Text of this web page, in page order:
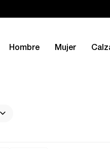
Hombre Mujer